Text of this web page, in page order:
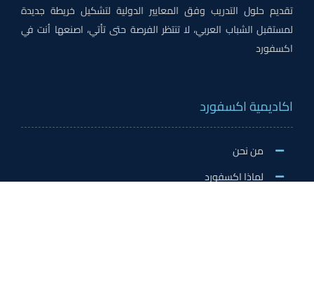
تقديم حلول التدريب وفق المعايير الدولية لتشكيل خريطة جديدة
لمستقبل الشباب العربي، لا تنتظر الفرصة حتى تأتي، اصنعها أنت في
اكسفورد
اكاديمية اكسفورد
من نحن
لماذا اكسفورد